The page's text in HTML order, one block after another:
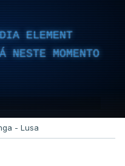
ELEMENT
NESTE MOMENTO
- Lusa